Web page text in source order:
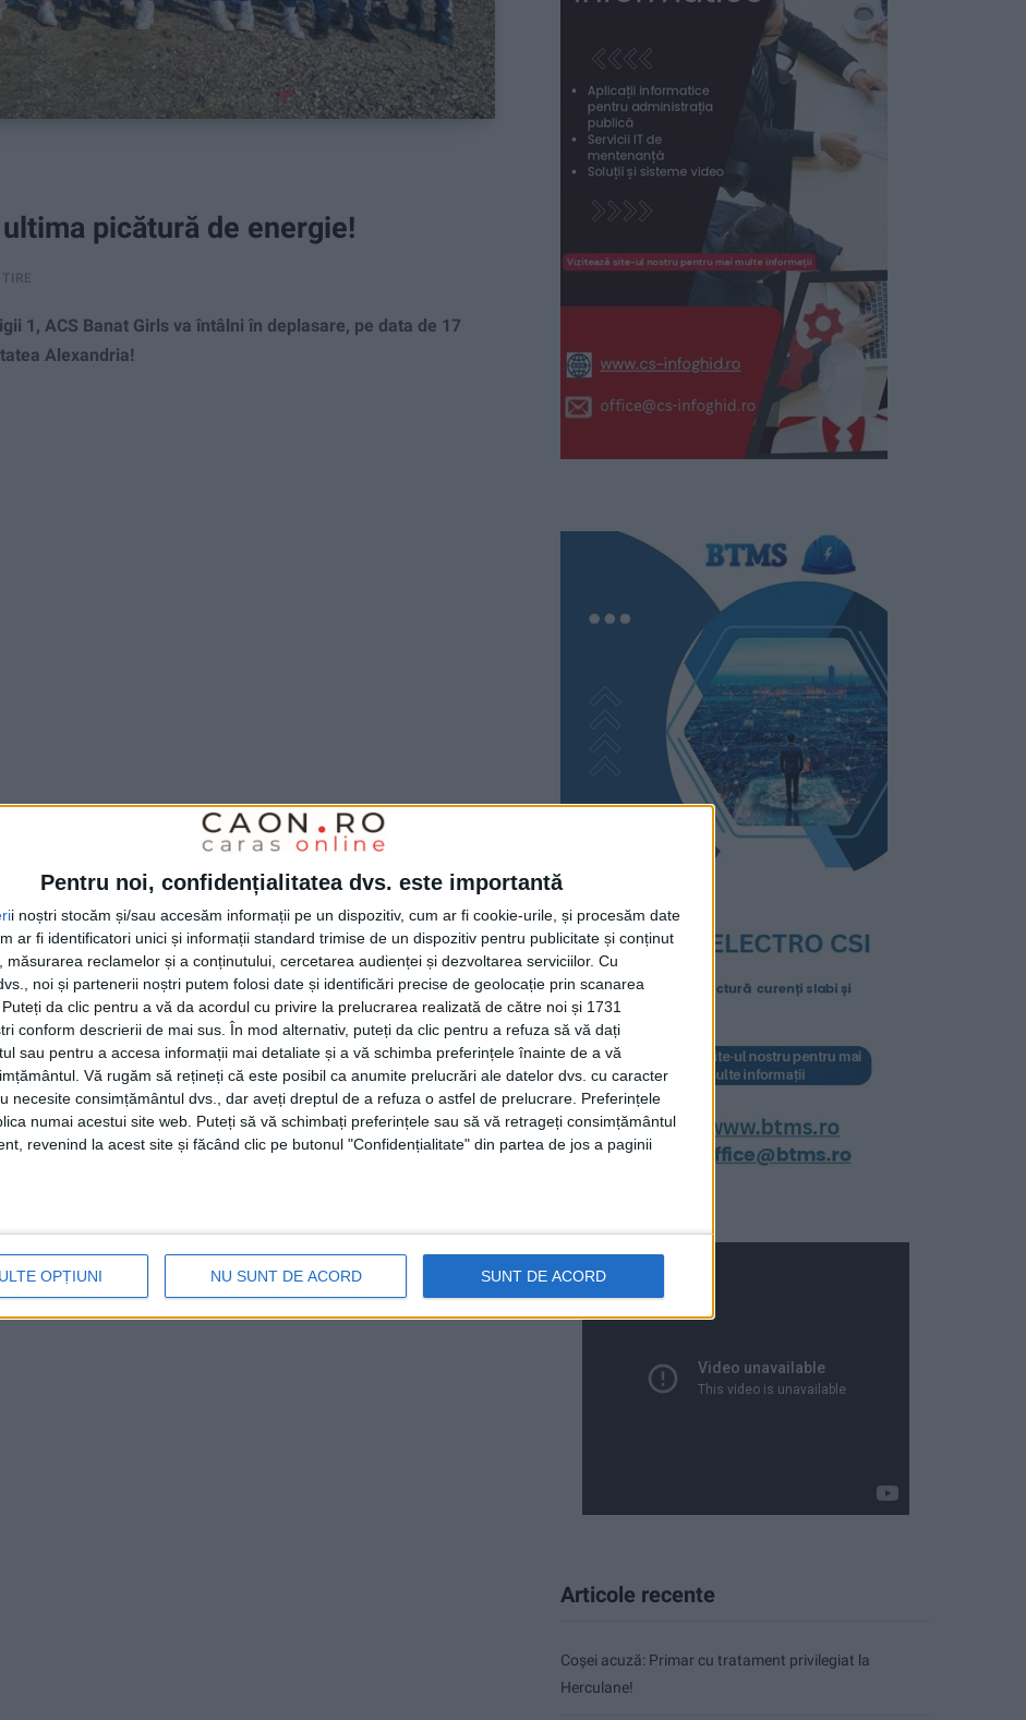
Pentru noi, confidențialitatea dvs. este importantă
i noștri stocăm și/sau accesăm informații pe un dispozitiv, cum ar fi cookie-urile, și procesăm date
ar fi identificatori unici și informații standard trimise de un dispozitiv pentru publicitate și conținut
măsurarea reclamelor și a conținutului, cercetarea audienței și dezvoltarea serviciilor. Cu
noi și partenerii noștri putem folosi date și identificări precise de geolocație prin scanarea
da clic pentru a vă da acordul cu privire la prelucrarea realizată de către noi și 1731
conform descrierii de mai sus. În mod alternativ, puteți da clic pentru a refuza să vă dați
sau pentru a accesa informații mai detaliate și a vă schimba preferințele înainte de a vă
Vă rugăm să rețineți că este posibil ca anumite prelucrări ale datelor dvs. cu caracter
necesite consimțământul dvs., dar aveți dreptul de a refuza o astfel de prelucrare. Preferințele
numai acestui site web. Puteți să vă schimbați preferințele sau să vă retrageți consimțământul
revenind la acest site și făcând clic pe butonul "Confidențialitate" din partea de jos a paginii
OPȚIUNI NU SUNT DE ACORD SUNT DE ACORD
picătură de energie!
1, ACS Banat Girls va întâlni în deplasare, pe data de 17
Alexandria!
Articole recente
Coșei acuză: Primar cu tratament privilegiat la
Herculane!